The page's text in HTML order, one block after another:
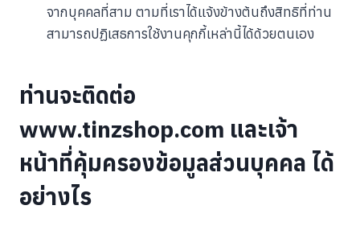
จากบุคคลที่สาม ตามที่เราได้แจ้งข้างต้นถึงสิทธิที่ท่าน
สามารถปฏิเสธการใช้งานคุกกี้เหล่านี้ได้ด้วยตนเอง
ท่านจะติดต่อ
www.tinzshop.com และเจ้า
หน้าที่คุ้มครองข้อมูลส่วนบุคคล ได้
อย่างไร